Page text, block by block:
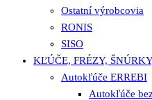
Ostatní výrobcovia
RONIS
SISO
KĽÚČE, FRÉZY,
Autokľúče ERREBI
Autokľúče